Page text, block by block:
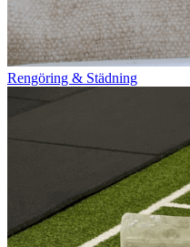
Rengöring & Städning